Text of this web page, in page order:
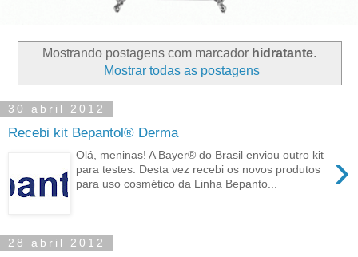
Mostrando postagens com marcador hidratante.
Mostrar todas as postagens
30 abril 2012
Recebi kit Bepantol® Derma
›
Olá, meninas! A Bayer® do Brasil enviou outro kit
para testes. Desta vez recebi os novos produtos
para uso cosmético da Linha Bepanto...
28 abril 2012